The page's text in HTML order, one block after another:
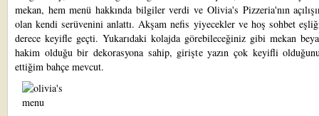
mekan, hem menü hakkında bilgiler verdi ve Olivia's Pizzeria'nın
olan kendi serüvenini anlattı. Akşam nefis yiyecekler ve hoş sohbet
derece keyifle geçti. Yukarıdaki kolajda görebileceğiniz gibi mekan
hakim olduğu bir dekorasyona sahip, girişte yazın çok keyifli
ettiğim bahçe mevcut.